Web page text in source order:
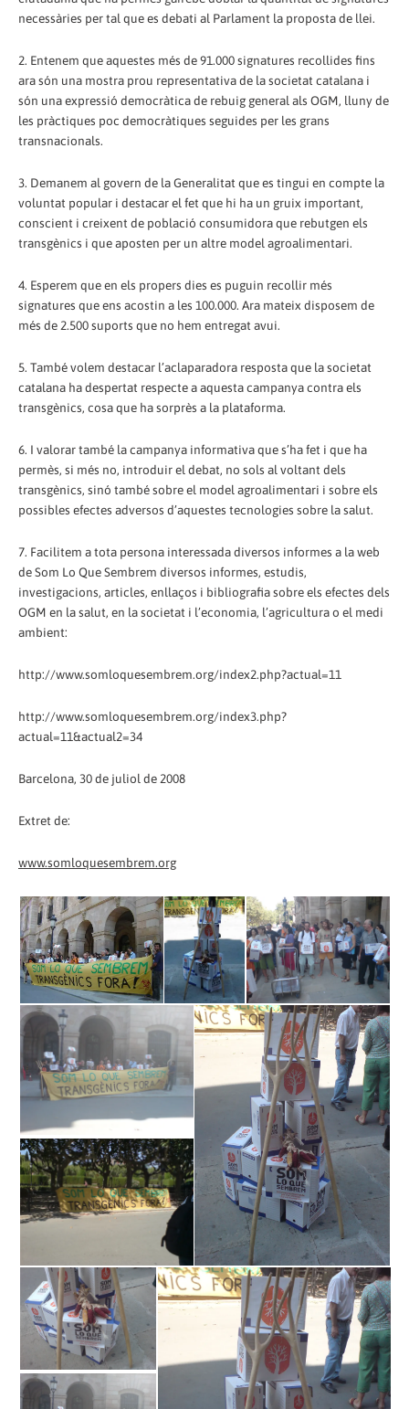
necessàries per tal que es debati al Parlament la proposta de llei.
2. Entenem que aquestes més de 91.000 signatures recollides fins
ara són una mostra prou representativa de la societat catalana i
són una expressió democràtica de rebuig general als OGM, lluny de
les pràctiques poc democràtiques seguides per les grans
transnacionals.
3. Demanem al govern de la Generalitat que es tingui en compte la
voluntat popular i destacar el fet que hi ha un gruix important,
conscient i creixent de població consumidora que rebutgen els
transgènics i que aposten per un altre model agroalimentari.
4. Esperem que en els propers dies es puguin recollir més
signatures que ens acostin a les 100.000. Ara mateix disposem de
més de 2.500 suports que no hem entregat avui.
5. També volem destacar l’aclaparadora resposta que la societat
catalana ha despertat respecte a aquesta campanya contra els
transgènics, cosa que ha sorprès a la plataforma.
6. I valorar també la campanya informativa que s’ha fet i que ha
permès, si més no, introduir el debat, no sols al voltant dels
transgènics, sinó també sobre el model agroalimentari i sobre els
possibles efectes adversos d’aquestes tecnologies sobre la salut.
7. Facilitem a tota persona interessada diversos informes a la web
de Som Lo Que Sembrem diversos informes, estudis,
investigacions, articles, enllaços i bibliografia sobre els efectes dels
OGM en la salut, en la societat i l’economia, l’agricultura o el medi
ambient:
http://www.somloquesembrem.org/index2.php?actual=11
http://www.somloquesembrem.org/index3.php?
actual=11&actual2=34
Barcelona, 30 de juliol de 2008
Extret de:
www.somloquesembrem.org